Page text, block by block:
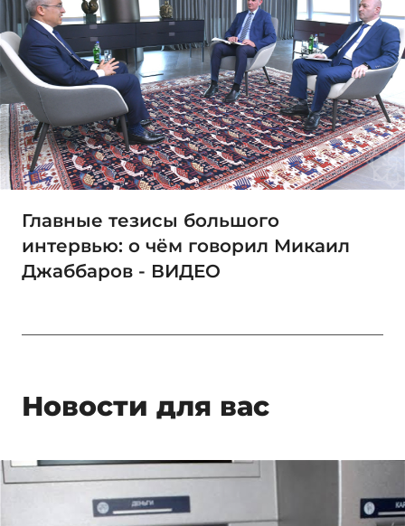
Главные тезисы большого
интервью: о чём говорил Микаил
Джаббаров - ВИДЕО
Новости для вас